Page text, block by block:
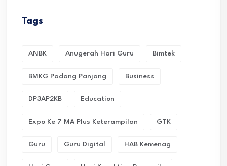
Tags
ANBK Anugerah Hari Guru Bimtek
BMKG Padang Panjang Business
DP3AP2KB Education
Expo Ke 7 MA Plus Keterampilan GTK
Guru Guru Digital HAB Kemenag